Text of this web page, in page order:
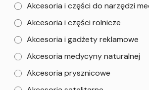
Akcesoria i części do narzędzi
Akcesoria i części rolnicze
Akcesoria i gadżety reklamowe
Akcesoria medycyny naturalnej
Akcesoria prysznicowe